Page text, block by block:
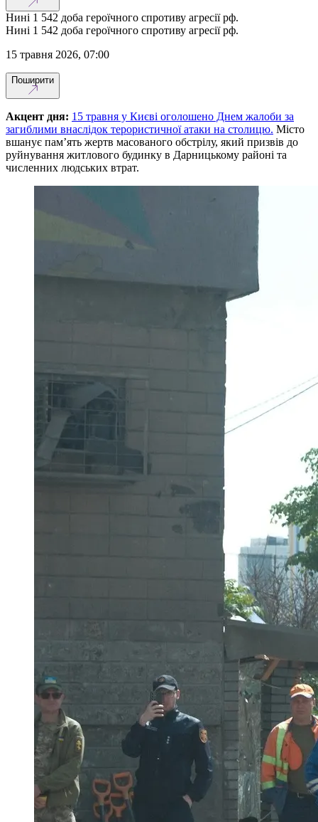
Нині 1 542 доба героїчного спротиву агресії рф.
Нині 1 542 доба героїчного спротиву агресії рф.
15 травня 2026, 07:00
Поширити
Акцент дня: 15 травня у Києві оголошено Днем жалоби за
загиблими внаслідок терористичної атаки на столицю. Місто
вшанує пам’ять жертв масованого обстрілу, який призвів до
руйнування житлового будинку в Дарницькому районі та
численних людських втрат.